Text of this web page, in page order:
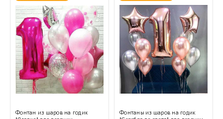
Фонтан из шаров на годик
Фонтаны из шаров на годик